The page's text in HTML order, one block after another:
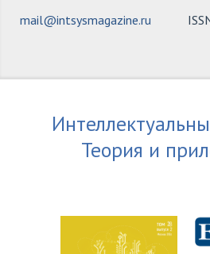
mail@intsysmagazine.ru
Теория и